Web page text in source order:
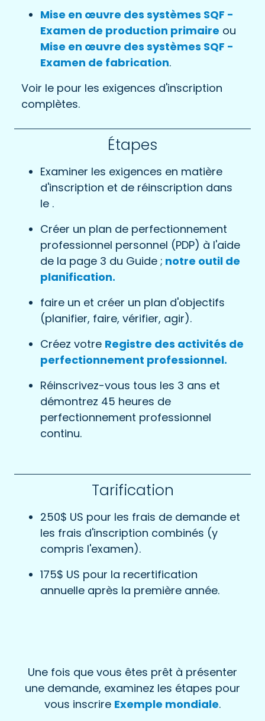
Mise en œuvre des systèmes SQF -
Examen de production primaire ou
Mise en œuvre des systèmes SQF -
Examen de fabrication.
Voir le pour les exigences d'inscription
complètes.
Étapes
Examiner les exigences en matière
d'inscription et de réinscription dans
le .
Créer un plan de perfectionnement
professionnel personnel (PDP) à l'aide
de la page 3 du Guide ; notre outil de
planification.
faire un et créer un plan d'objectifs
(planifier, faire, vérifier, agir).
Créez votre Registre des activités de
perfectionnement professionnel.
Réinscrivez-vous tous les 3 ans et
démontrez 45 heures de
perfectionnement professionnel
continu.
Tarification
250$ US pour les frais de demande et
les frais d'inscription combinés (y
compris l'examen).
175$ US pour la recertification
annuelle après la première année.
Une fois que vous êtes prêt à présenter
une demande, examinez les étapes pour
vous inscrire Exemple mondiale.